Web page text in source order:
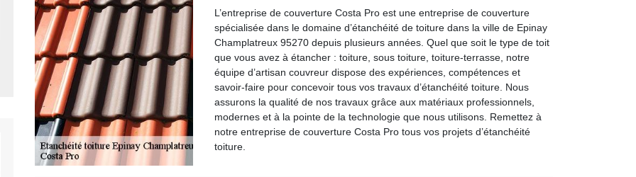
L’entreprise de couverture Costa Pro est une entreprise de couverture
spécialisée dans le domaine d’étanchéité de toiture dans la ville de Epinay
Champlatreux 95270 depuis plusieurs années. Quel que soit le type de toit
que vous avez à étancher : toiture, sous toiture, toiture-terrasse, notre
équipe d’artisan couvreur dispose des expériences, compétences et
savoir-faire pour concevoir tous vos travaux d’étanchéité toiture. Nous
assurons la qualité de nos travaux grâce aux matériaux professionnels,
modernes et à la pointe de la technologie que nous utilisons. Remettez à
notre entreprise de couverture Costa Pro tous vos projets d’étanchéité
toiture.